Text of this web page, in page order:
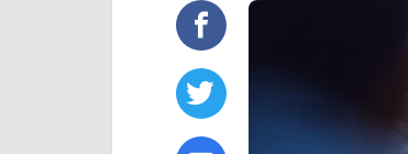
แพ็กเกจสำหรับผู้ประกอบการ